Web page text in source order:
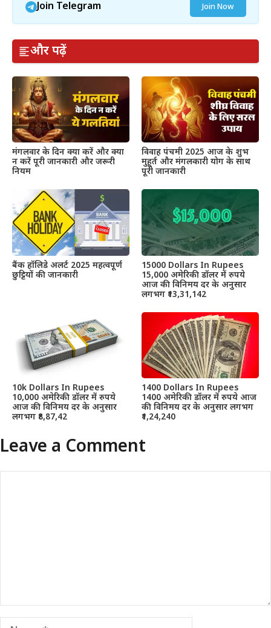
Join Telegram Join Now
और पढ़ें
मंगलवार के दिन क्या करें और क्या
न करें पूरी जानकारी और जरूरी
नियम
विवाह पंचमी 2025 आज के शुभ
मुहूर्त और मंगलकारी योग के साथ
पूरी जानकारी
बैंक हॉलिडे अलर्ट 2025 महत्वपूर्ण
छुट्टियों की जानकारी
15000 Dollars In Rupees
15,000 अमेरिकी डॉलर में रुपये
आज की विनिमय दर के अनुसार
लगभग ₹13,31,142
10k Dollars In Rupees
10,000 अमेरिकी डॉलर में रुपये
आज की विनिमय दर के अनुसार
लगभग ₹8,87,42
1400 Dollars In Rupees
1400 अमेरिकी डॉलर में रुपये आज
की विनिमय दर के अनुसार लगभग
₹1,24,240
Leave a Comment
Name